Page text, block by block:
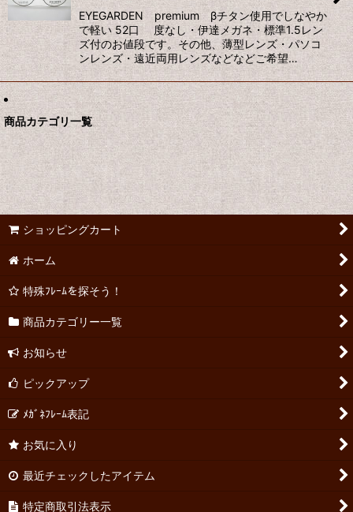
EYEGARDEN premium βチタン使用でしなやか
で軽い 52口 度なし・伊達メガネ・標準1.5レン
ズ付のお値段です。その他、薄型レンズ・パソコ
ンレンズ・遠近両用レンズなどなどご希望…
商品カテゴリ一覧
ショッピングカート
ホーム
特殊ﾌﾚｰﾑを探そう！
商品カテゴリー一覧
お知らせ
ピックアップ
ﾒｶﾞﾈﾌﾚｰﾑ表記
お気に入り
最近チェックしたアイテム
特定商取引法表示